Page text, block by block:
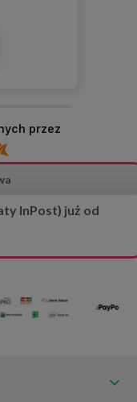
przez
InPost) już od